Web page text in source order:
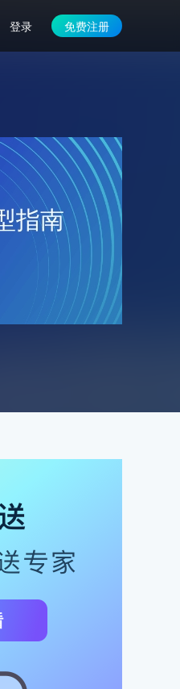
登录 免费注册